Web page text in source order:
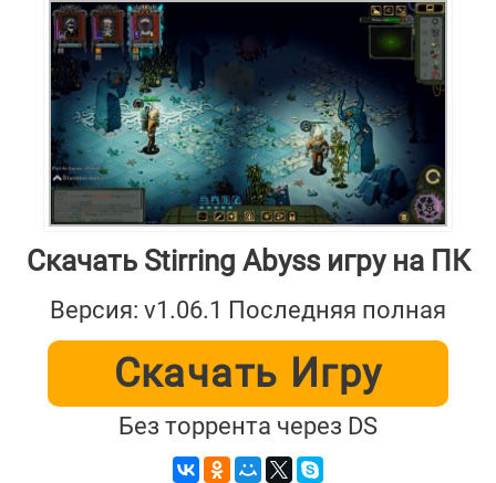
Скачать Stirring Abyss игру на ПК
Версия: v1.06.1 Последняя полная
Скачать Игру
Без торрента через DS